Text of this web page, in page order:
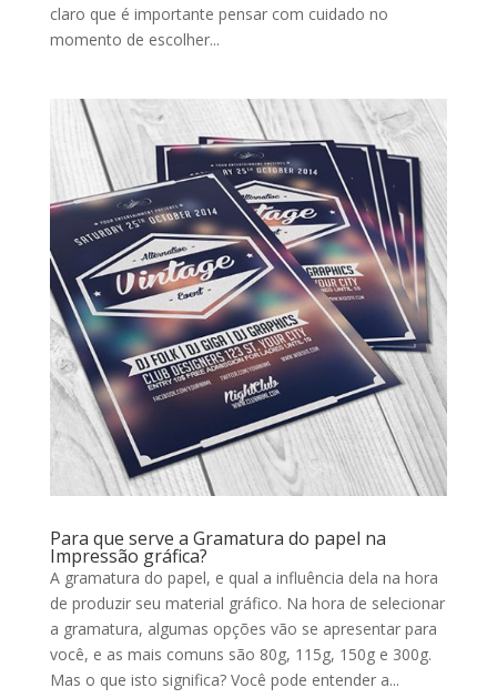
claro que é importante pensar com cuidado no
momento de escolher...
Para que serve a Gramatura do papel na
Impressão gráfica?
A gramatura do papel, e qual a influência dela na hora
de produzir seu material gráfico. Na hora de selecionar
a gramatura, algumas opções vão se apresentar para
você, e as mais comuns são 80g, 115g, 150g e 300g.
Mas o que isto significa? Você pode entender a...